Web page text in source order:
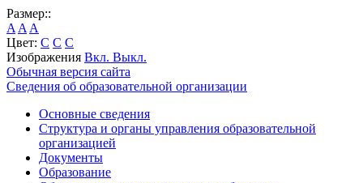
Размер::
A A A
Цвет: C C C
Изображения Вкл. Выкл.
Обычная версия сайта
Сведения об образовательной организации
Основные сведения
Структура и органы управления образовательной
организацией
Документы
Образование